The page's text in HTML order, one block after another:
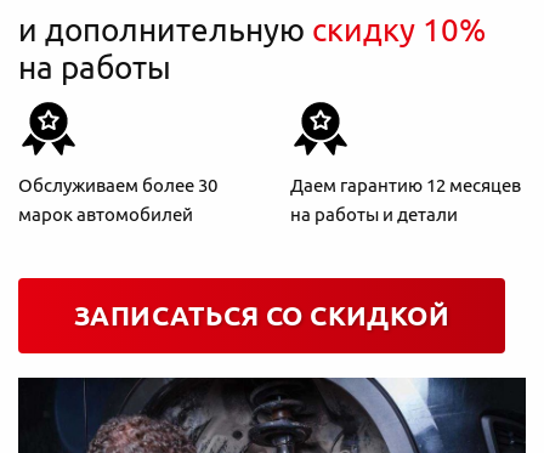
и дополнительную скидку 10%
на работы
Обслуживаем более 30
марок автомобилей
Даем гарантию 12 месяцев
на работы и детали
ЗАПИСАТЬСЯ СО СКИДКОЙ